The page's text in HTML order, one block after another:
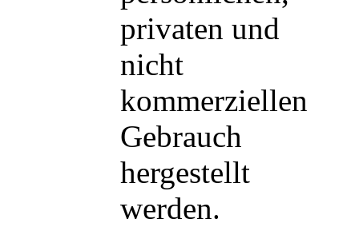
privaten und
nicht
kommerziellen
Gebrauch
hergestellt
werden.